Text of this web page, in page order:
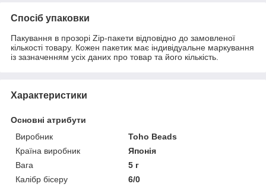
Спосіб упаковки
Пакування в прозорі Zip-пакети відповідно до замовленої
кількості товару. Кожен пакетик має індивідуальне маркування
із зазначенням усіх даних про товар та його кількість.
Характеристики
Основні атрибути
Виробник
Toho Beads
Країна виробник
Японія
Вага
5 г
Калібр бісеру
6/0